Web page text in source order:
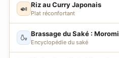
🍛 Riz au Curry Japonais
Plat réconfortant
🍶 Brassage du Saké : Moromi
Encyclopédie du saké